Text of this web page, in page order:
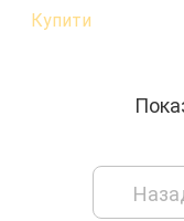
Купити